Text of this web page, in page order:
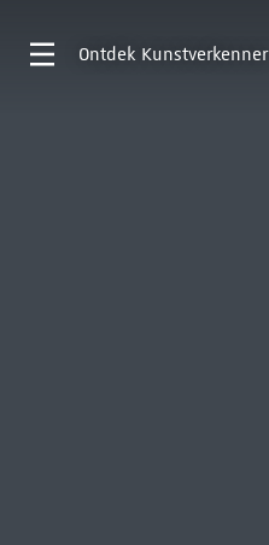
Ontdek Kunstverkenner